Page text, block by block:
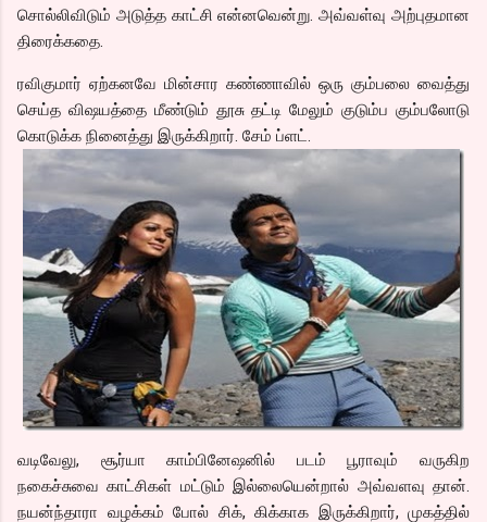
சொல்லிவிடும் அடுத்த காட்சி என்னவென்று. அவ்வள்வு அற்புதமான
திரைக்கதை.
ரவிகுமார் ஏற்கனவே மின்சார கண்ணாவில் ஒரு கும்பலை வைத்து
செய்த விஷயத்தை மீண்டும் தூசு தட்டி மேலும் குடும்ப கும்பலோடு
கொடுக்க நினைத்து இருக்கிறார். சேம் ப்ளட்.
வடிவேலு, சூர்யா காம்பினேஷனில் படம் பூராவும் வருகிற
நகைச்சுவை காட்சிகள் மட்டும் இல்லையென்றால் அவ்வளவு தான்.
நயன்ந்தாரா வழக்கம் போல் சிக், கிக்காக இருக்கிறார், முகத்தில்